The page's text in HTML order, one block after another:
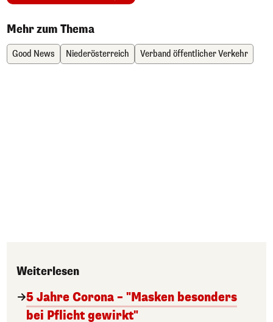
Mehr zum Thema
Good News Niederösterreich Verband öffentlicher Verkehr
Weiterlesen
5 Jahre Corona – "Masken besonders
bei Pflicht gewirkt"